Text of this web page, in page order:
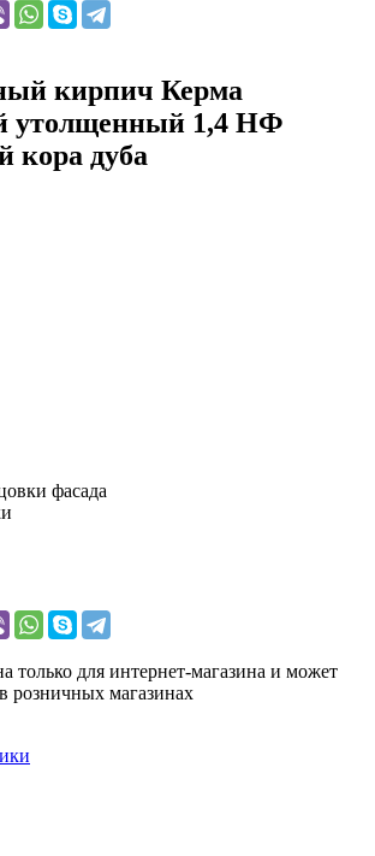
кирпич Керма
утолщенный 1,4 НФ
кора дуба
фасада
только для интернет-магазина и может
розничных магазинах